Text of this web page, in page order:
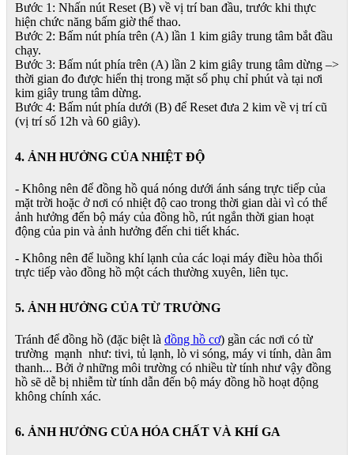
Bước 1: Nhấn nút Reset (B) về vị trí ban đầu, trước khi thực
hiện chức năng bấm giờ thể thao.
Bước 2: Bấm nút phía trên (A) lần 1 kim giây trung tâm bắt đầu
chạy.
Bước 3: Bấm nút phía trên (A) lần 2 kim giây trung tâm dừng –>
thời gian đo được hiển thị trong mặt số phụ chỉ phút và tại nơi
kim giây trung tâm dừng.
Bước 4: Bấm nút phía dưới (B) để Reset đưa 2 kim về vị trí cũ
(vị trí số 12h và 60 giây).
4. ẢNH HƯỞNG CỦA NHIỆT ĐỘ
- Không nên để đồng hồ quá nóng dưới ánh sáng trực tiếp của
mặt trời hoặc ở nơi có nhiệt độ cao trong thời gian dài vì có thể
ảnh hưởng đến bộ máy của đồng hồ, rút ngắn thời gian hoạt
động của pin và ảnh hưởng đến chi tiết khác.
- Không nên để luồng khí lạnh của các loại máy điều hòa thổi
trực tiếp vào đồng hồ một cách thường xuyên, liên tục.
5. ẢNH HƯỞNG CỦA TỪ TRƯỜNG
Tránh để đồng hồ (đặc biệt là đồng hồ cơ) gần các nơi có từ
trường mạnh như: tivi, tủ lạnh, lò vi sóng, máy vi tính, dàn âm
thanh... Bởi ở những môi trường có nhiều từ tính như vậy đồng
hồ sẽ dễ bị nhiễm từ tính dẫn đến bộ máy đồng hồ hoạt động
không chính xác.
6. ẢNH HƯỞNG CỦA HÓA CHẤT VÀ KHÍ GA